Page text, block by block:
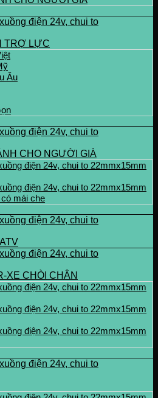
TRỢ LỰC
Âu
CHO NGƯỜI GIÀ
mái che
XE CHÒI CHÂN